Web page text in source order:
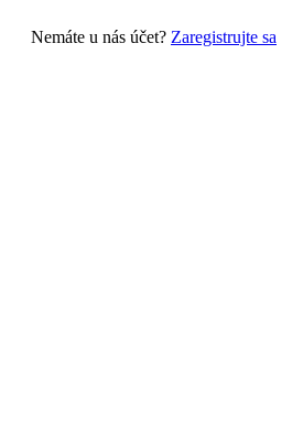
Nemáte u nás účet? Zaregistrujte sa